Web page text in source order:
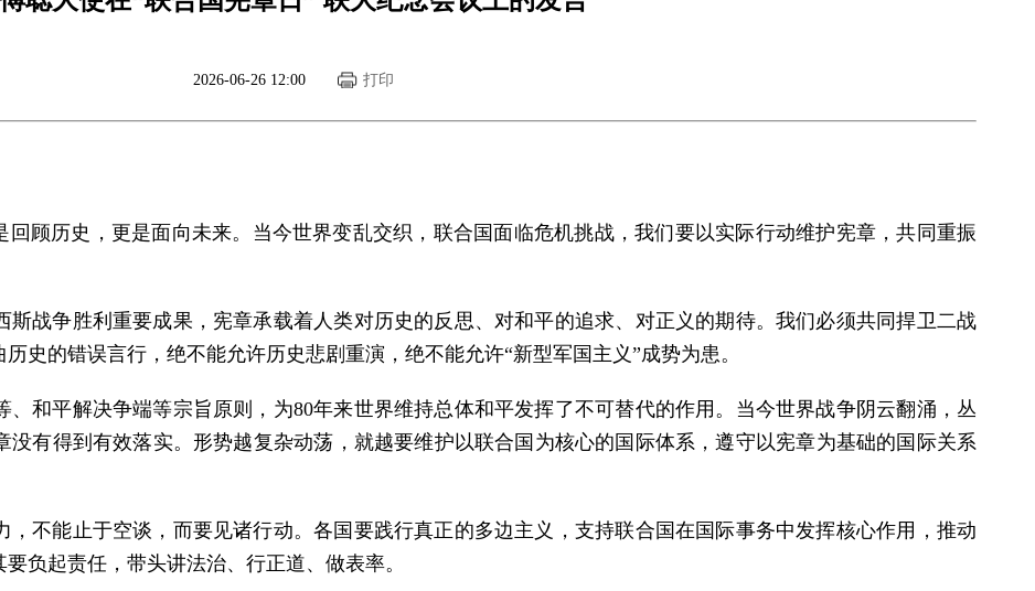
2026-06-26 12:00 打印
回顾历史，更是面向未来。当今世界变乱交织，联合国面临危机挑战，我们要以实际行动维护宪章，共同重振
战争胜利重要成果，宪章承载着人类对历史的反思、对和平的追求、对正义的期待。我们必须共同捍卫二战
史的错误言行，绝不能允许历史悲剧重演，绝不能允许“新型军国主义”成势为患。
和平解决争端等宗旨原则，为80年来世界维持总体和平发挥了不可替代的作用。当今世界战争阴云翻涌，丛
有得到有效落实。形势越复杂动荡，就越要维护以联合国为核心的国际体系，遵守以宪章为基础的国际关系
不能止于空谈，而要见诸行动。各国要践行真正的多边主义，支持联合国在国际事务中发挥核心作用，推动
负起责任，带头讲法治、行正道、做表率。